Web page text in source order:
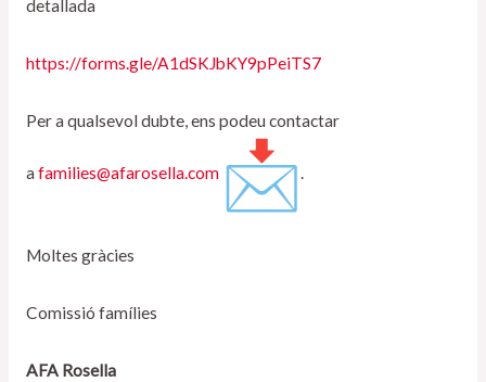
detallada
https://forms.gle/A1dSKJbKY9pPeiTS7
Per a qualsevol dubte, ens podeu contactar
a families@afarosella.com
Moltes gràcies
Comissió famílies
AFA Rosella